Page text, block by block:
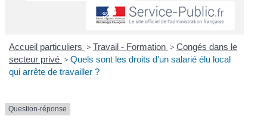
Accueil particuliers > Travail - Formation > Congés dans le
secteur privé > Quels sont les droits d'un salarié élu local
qui arrête de travailler ?
Question-réponse